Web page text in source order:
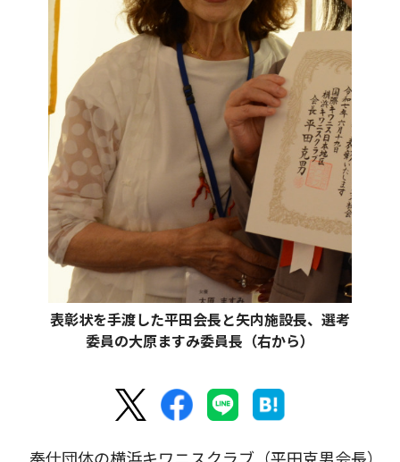
表彰状を手渡した平田会長と矢内施設長、選考
委員の大原ますみ委員長（右から）